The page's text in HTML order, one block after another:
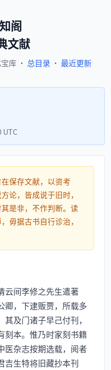
阁
文献
库 · 总目录 · 最近更新
UTC
保存文献，以资考
论，皆成说于旧时，
是非，不作判断。读
毋据古书自行诊治，
间李修之先生遣著
卿，下逮贩贾，所载多
及门诸子早己付刊，
刻本。惟乃时家刻书籍
医杂志按期选载，阅者
吉生特将旧藏抄本刊